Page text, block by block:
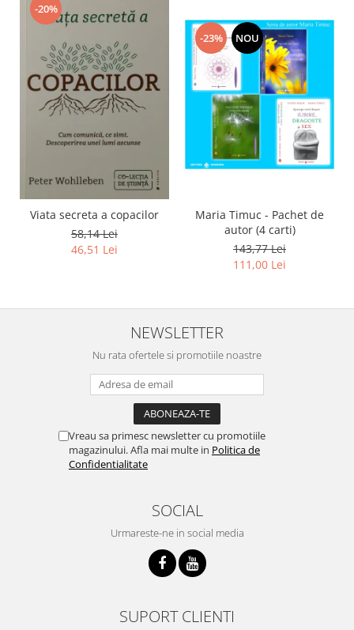
-20%
Viata secreta a copacilor
58,14 Lei
46,51 Lei
-23% NOU
Maria Timuc - Pachet de
autor (4 carti)
143,77 Lei
111,00 Lei
NEWSLETTER
Nu rata ofertele si promotiile noastre
Vreau sa primesc newsletter cu promotiile
magazinului. Afla mai multe in Politica de
Confidentialitate
SOCIAL
Urmareste-ne in social media
SUPORT CLIENTI